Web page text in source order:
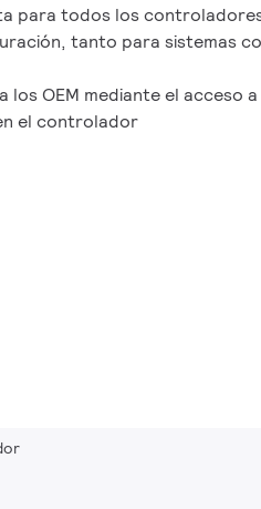
para todos los
tanto para sistemas
los OEM mediante el acceso
el controlador